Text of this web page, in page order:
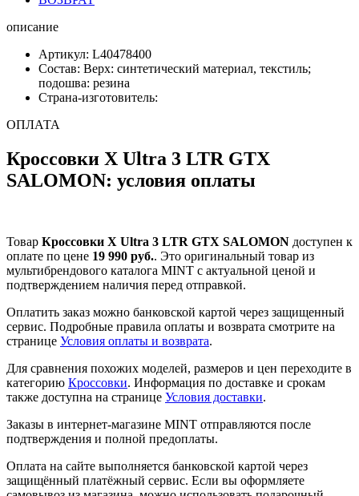
описание
Артикул: L40478400
Состав: Верх: синтетический материал, текстиль;
подошва: резина
Страна-изготовитель:
ОПЛАТА
Кроссовки X Ultra 3 LTR GTX
SALOMON: условия оплаты
Товар Кроссовки X Ultra 3 LTR GTX SALOMON доступен к
оплате по цене 19 990 руб.. Это оригинальный товар из
мультибрендового каталога MINT с актуальной ценой и
подтверждением наличия перед отправкой.
Оплатить заказ можно банковской картой через защищенный
сервис. Подробные правила оплаты и возврата смотрите на
странице Условия оплаты и возврата.
Для сравнения похожих моделей, размеров и цен переходите в
категорию Кроссовки. Информация по доставке и срокам
также доступна на странице Условия доставки.
Заказы в интернет-магазине MINT отправляются после
подтверждения и полной предоплаты.
Оплата на сайте выполняется банковской картой через
защищённый платёжный сервис. Если вы оформляете